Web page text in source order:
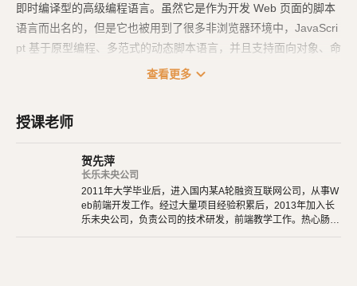
即时编译型的高级编程语言。虽然它是作为开发 Web 页面的脚本
语言而出名的，但是它也被用到了很多非浏览器环境中，JavaScri
pt 基于原型编程、多范式的动态脚本语言，并且支持面向对象、命
令式和声明式（如函数式编程）风格。
应用开发,常用来为网页添加各式各样的动态功能,为用户提供更流
来实现自身的功能的。
查看更多 expand_more
授课老师
贺先萍
长乐未央公司
2011年大学毕业后，进入国内某A轮融资互联网公司，从事W
eb前端开发工作。经过大量项目经验积累后，2013年加入长
乐未央公司，负责公司的技术研发，前端教学工作。热心肠，